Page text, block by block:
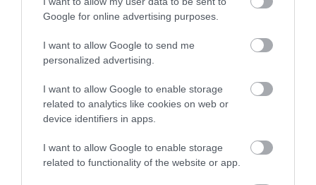
Google for online advertising purposes.
I want to allow Google to send me
personalized advertising.
I want to allow Google to enable storage
related to analytics like cookies on web or
device identifiers in apps.
I want to allow Google to enable storage
related to functionality of the website or app.
FA Roll On Pink Passion
Διαθέσιμο
Nivea Derma Control
Natural Tone Φυσικό
Αποσμητικό σε Roll-On